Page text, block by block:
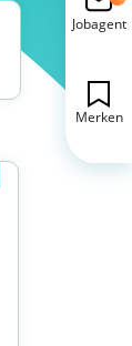
Jobagent
Merken